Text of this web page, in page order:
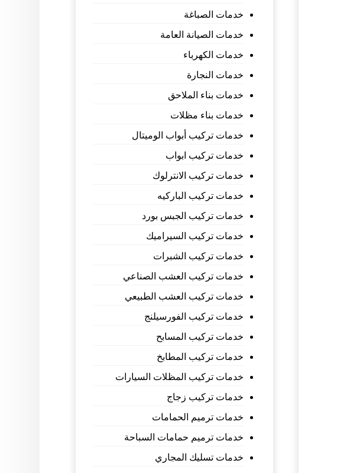
خدمات الصباغة
خدمات الصيانة العامة
خدمات الكهرباء
خدمات النجارة
خدمات بناء الملاحق
خدمات بناء مظلات
خدمات تركيب أبواب الوميتال
خدمات تركيب ابواب
خدمات تركيب الانترلوك
خدمات تركيب الباركيه
خدمات تركيب الجبس بورد
خدمات تركيب السيراميك
خدمات تركيب الشبرات
خدمات تركيب العشب الصناعي
خدمات تركيب العشب الطبيعي
خدمات تركيب الفورسيلنج
خدمات تركيب المسابح
خدمات تركيب المطابخ
خدمات تركيب المظلات السيارات
خدمات تركيب زجاج
خدمات ترميم الحمامات
خدمات ترميم حمامات السباحة
خدمات تسليك المجاري